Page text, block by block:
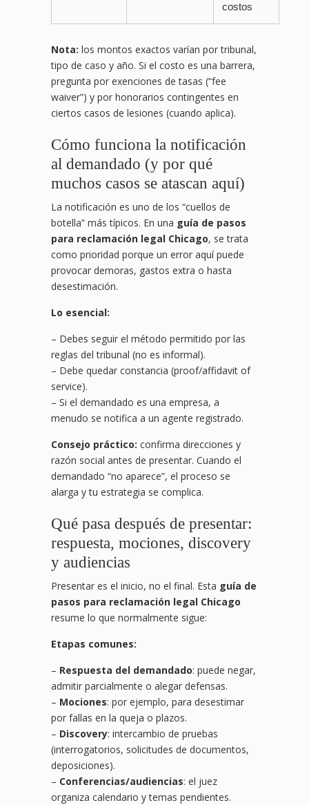
costos
Nota: los montos exactos varían por tribunal,
tipo de caso y año. Si el costo es una barrera,
pregunta por exenciones de tasas (“fee
waiver”) y por honorarios contingentes en
ciertos casos de lesiones (cuando aplica).
Cómo funciona la notificación
al demandado (y por qué
muchos casos se atascan aquí)
La notificación es uno de los “cuellos de
botella” más típicos. En una guía de pasos
para reclamación legal Chicago, se trata
como prioridad porque un error aquí puede
provocar demoras, gastos extra o hasta
desestimación.
Lo esencial:
– Debes seguir el método permitido por las
reglas del tribunal (no es informal).
– Debe quedar constancia (proof/affidavit of
service).
– Si el demandado es una empresa, a
menudo se notifica a un agente registrado.
Consejo práctico: confirma direcciones y
razón social antes de presentar. Cuando el
demandado “no aparece”, el proceso se
alarga y tu estrategia se complica.
Qué pasa después de presentar:
respuesta, mociones, discovery
y audiencias
Presentar es el inicio, no el final. Esta guía de
pasos para reclamación legal Chicago
resume lo que normalmente sigue:
Etapas comunes:
– Respuesta del demandado: puede negar,
admitir parcialmente o alegar defensas.
– Mociones: por ejemplo, para desestimar
por fallas en la queja o plazos.
– Discovery: intercambio de pruebas
(interrogatorios, solicitudes de documentos,
deposiciones).
– Conferencias/audiencias: el juez
organiza calendario y temas pendientes.